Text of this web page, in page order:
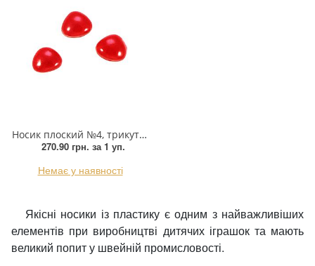
Носик плоский №4, трикутний. 11*10мм червоний, 1тис.шт.
270.90 грн. за 1 уп.
Немає у наявності
Якісні носики із пластику є одним з найважливіших
елементів при виробництві дитячих іграшок та мають
великий попит у швейній промисловості.